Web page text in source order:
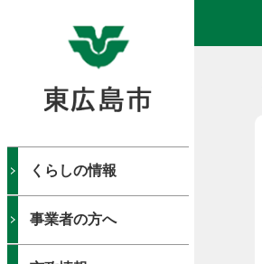
くらしの情報
事業者の方へ